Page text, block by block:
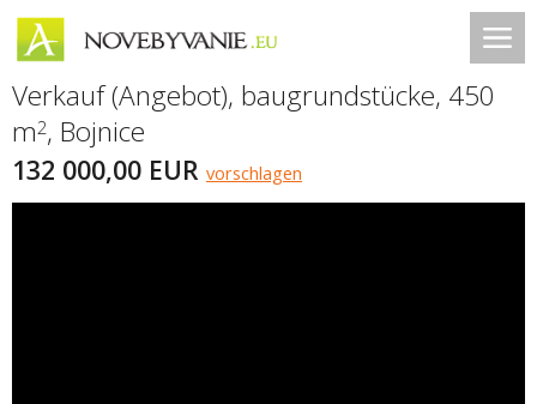
Verkauf (Angebot), baugrundstücke, 450
m2, Bojnice
132 000,00 EUR vorschlagen